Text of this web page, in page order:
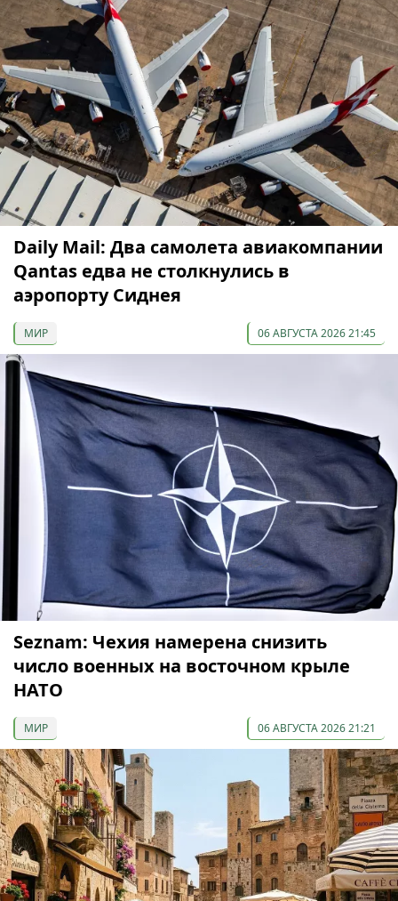
Daily Mail: Два самолета авиакомпании
Qantas едва не столкнулись в
аэропорту Сиднея
МИР 06 АВГУСТА 2026 21:45
Seznam: Чехия намерена снизить
число военных на восточном крыле
НАТО
МИР 06 АВГУСТА 2026 21:21